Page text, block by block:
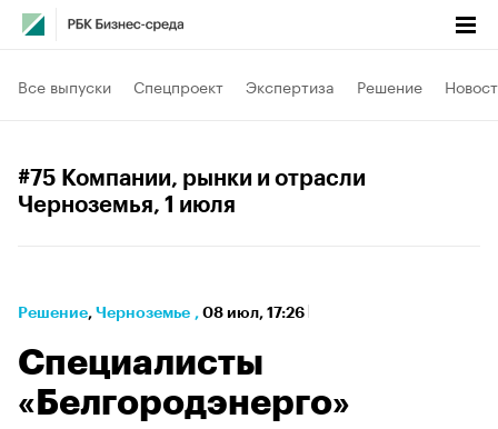
Все выпуски Спецпроект Экспертиза Решение
#75 Компании, рынки и отрасли
Черноземья, 1 июля
Решение⁠, Черноземье , 08 июл, 17:26
Специалисты
«Белгородэнерго»